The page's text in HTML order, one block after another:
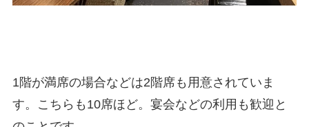
1階が満席の場合などは2階席も用意されていま
す。こちらも10席ほど。宴会などの利用も歓迎と